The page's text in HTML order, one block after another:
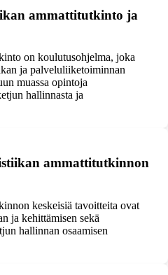
ammattitutkinto ja
on koulutusohjelma, joka
ja palveluliiketoiminnan
muassa opintoja
hallinnasta ja
ammattitutkinnon
keskeisiä tavoitteita ovat
ja kehittämisen sekä
hallinnan osaamisen